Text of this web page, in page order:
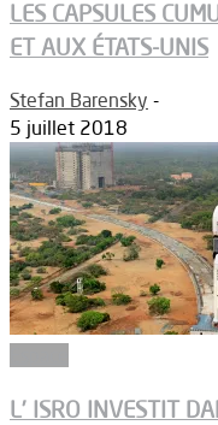
LES CAPSULES
ET AUX ÉTATS-UNIS
Stefan Barensky -
5 juillet 2018
L’ ISRO INVESTIT